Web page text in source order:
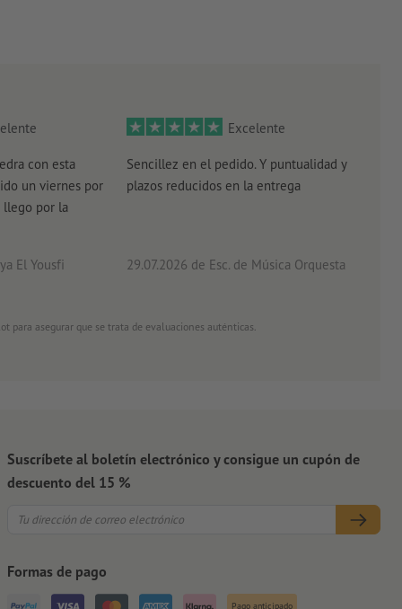
con esta
un viernes por
llego por la
El Yousfi
Excelente
Sencillez en el pedido. Y puntualidad y
plazos reducidos en la entrega
29.07.2026 de Esc. de Música Orquesta
para asegurar que se trata de evaluaciones auténticas.
Suscríbete al boletín electrónico y consigue un cupón de
descuento del 15 %
Formas de pago
Pago anticipado